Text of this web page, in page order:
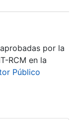
por la
RCM en la
Público